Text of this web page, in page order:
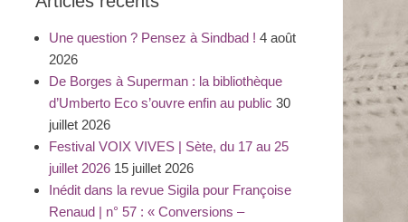
Une question ? Pensez à Sindbad ! 4 août
2026
De Borges à Superman : la bibliothèque
d’Umberto Eco s’ouvre enfin au public 30
juillet 2026
Festival VOIX VIVES | Sète, du 17 au 25
juillet 2026 15 juillet 2026
Inédit dans la revue Sigila pour Françoise
Renaud | n° 57 : « Conversions –